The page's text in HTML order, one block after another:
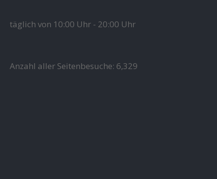
täglich von 10:00 Uhr - 20:00 Uhr
Anzahl aller Seitenbesuche: 6,329